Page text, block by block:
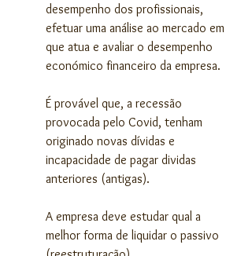
desempenho dos profissionais,
efetuar uma análise ao mercado em
que atua e avaliar o desempenho
económico financeiro da empresa.
É provável que, a recessão
provocada pelo Covid, tenham
originado novas dívidas e
incapacidade de pagar dividas
anteriores (antigas).
A empresa deve estudar qual a
melhor forma de liquidar o passivo